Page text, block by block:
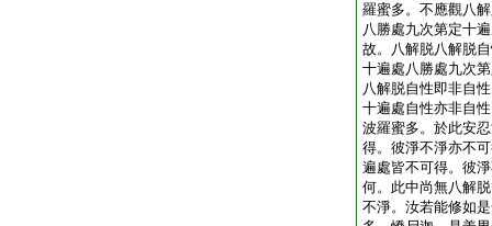
羅蜜多。不應觀八
八勝處九次第定十
故。八解脱八解脱
十遍處八勝處九次
八解脱自性即非自
十遍處自性亦非自
波羅蜜多。於此安
得。彼淨不淨亦不
遍處皆不可得。彼
何。此中尚無八解
不淨。汝若能修如